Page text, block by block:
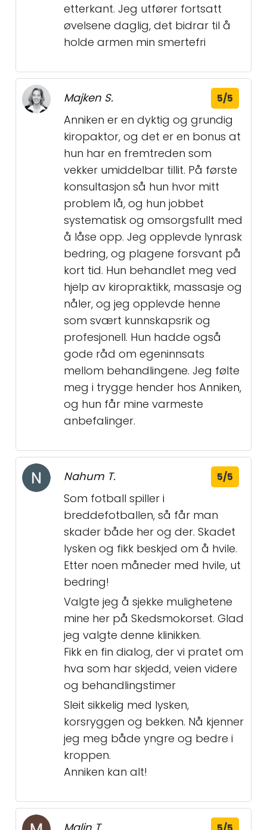
etterkant. Jeg utfører fortsatt
øvelsene daglig, det bidrar til å
holde armen min smertefri
Majken S. 5/5
Anniken er en dyktig og grundig
kiropaktor, og det er en bonus at
hun har en fremtreden som
vekker umiddelbar tillit. På første
konsultasjon så hun hvor mitt
problem lå, og hun jobbet
systematisk og omsorgsfullt med
å låse opp. Jeg opplevde lynrask
bedring, og plagene forsvant på
kort tid. Hun behandlet meg ved
hjelp av kiropraktikk, massasje og
nåler, og jeg opplevde henne
som svært kunnskapsrik og
profesjonell. Hun hadde også
gode råd om egeninnsats
mellom behandlingene. Jeg følte
meg i trygge hender hos Anniken,
og hun får mine varmeste
anbefalinger.
Nahum T. 5/5
Som fotball spiller i
breddefotballen, så får man
skader både her og der. Skadet
lysken og fikk beskjed om å hvile.
Etter noen måneder med hvile, ut
bedring!
Valgte jeg å sjekke mulighetene
mine her på Skedsmokorset. Glad
jeg valgte denne klinikken.
Fikk en fin dialog, der vi pratet om
hva som har skjedd, veien videre
og behandlingstimer
Sleit sikkelig med lysken,
korsryggen og bekken. Nå kjenner
jeg meg både yngre og bedre i
kroppen.
Anniken kan alt!